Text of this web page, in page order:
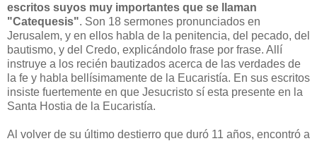
escritos suyos muy importantes que se llaman
"Catequesis". Son 18 sermones pronunciados en
Jerusalem, y en ellos habla de la penitencia, del pecado, del
bautismo, y del Credo, explicándolo frase por frase. Allí
instruye a los recién bautizados acerca de las verdades de
la fe y habla bellísimamente de la Eucaristía. En sus escritos
insiste fuertemente en que Jesucristo sí esta presente en la
Santa Hostia de la Eucaristía.
Al volver de su último destierro que duró 11 años, encontró a